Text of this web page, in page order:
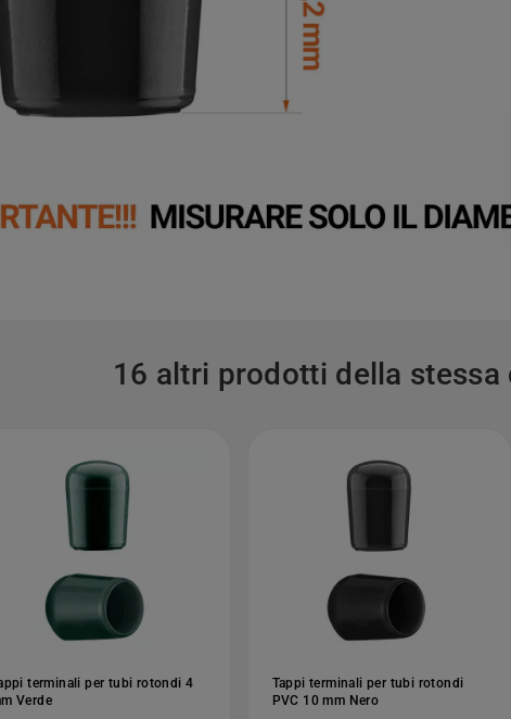
16 altri prodotti della stessa
terminali per tubi rotondi 4
Verde
Tappi terminali per tubi rotondi
PVC 10 mm Nero